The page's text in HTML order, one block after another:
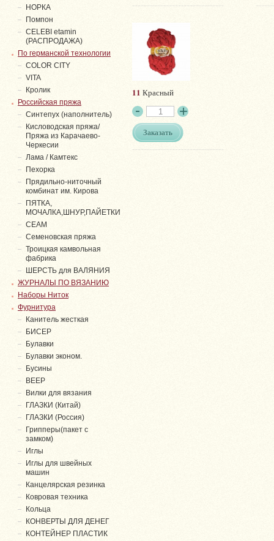
11 Красный
Заказать
НОРКА
Помпон
СELEBI etamin
(РАСПРОДАЖА)
По германской технологии
COLOR CITY
VITA
Кролик
Российская пряжа
Синтепух (наполнитель)
Кисловодская пряжа/
Пряжа из Карачаево-
Черкесии
Лама / Камтекс
Пехорка
Прядильно-ниточный
комбинат им. Кирова
ПЯТКА,
МОЧАЛКА,ШНУР,ПАЙЕТКИ
СЕАМ
Семеновская пряжа
Троицкая камвольная
фабрика
ШЕРСТЬ для ВАЛЯНИЯ
ЖУРНАЛЫ ПО ВЯЗАНИЮ
Наборы Ниток
Фурнитура
Канитель жесткая
БИСЕР
Булавки
Булавки эконом.
Бусины
ВЕЕР
Вилки для вязания
ГЛАЗКИ (Китай)
ГЛАЗКИ (Россия)
Грипперы(пакет с
замком)
Иглы
Иглы для швейных
машин
Канцелярская резинка
Ковровая техника
Кольца
КОНВЕРТЫ ДЛЯ ДЕНЕГ
КОНТЕЙНЕР ПЛАСТИК